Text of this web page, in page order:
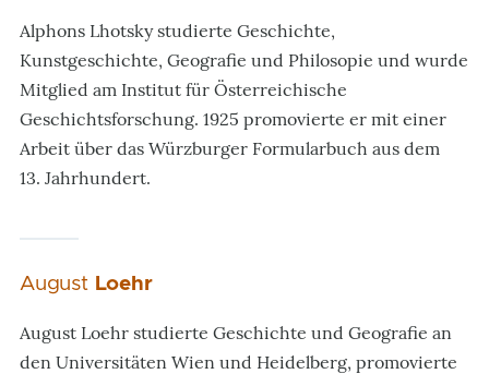
Alphons Lhotsky studierte Geschichte,
Kunstgeschichte, Geografie und Philosopie und wurde
Mitglied am Institut für Österreichische
Geschichtsforschung. 1925 promovierte er mit einer
Arbeit über das Würzburger Formularbuch aus dem
13. Jahrhundert.
August Loehr
August Loehr studierte Geschichte und Geografie an
den Universitäten Wien und Heidelberg, promovierte